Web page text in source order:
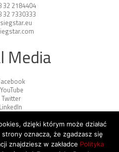
32 2184404
32 7330333
Media
YouTube
Twitter
LinkedIn
dzięki którym może działać
oznacza, że zgadzasz się
znajdziesz w zakładce Polityka